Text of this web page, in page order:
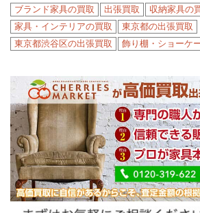
ブランド家具の買取
出張買取
収納家具の
家具・インテリアの買取
東京都の出張買取
東京都渋谷区の出張買取
飾り棚・ショーケ